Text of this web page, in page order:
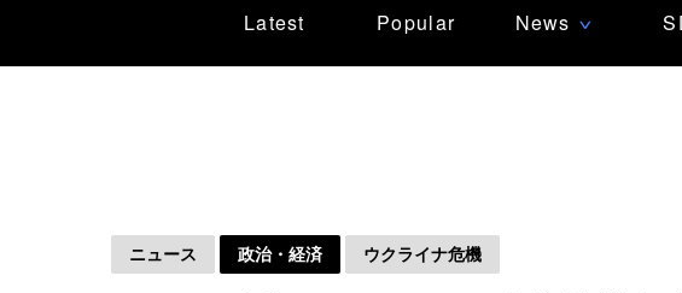
Latest Popular News ∨
ニュース 政治・経済 ウクライナ危機